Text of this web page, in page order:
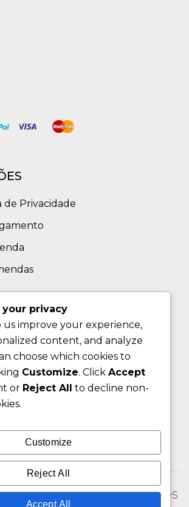
de Privacidade
Frequentes)
OS DIREITOS RESERVADOS
privacy
us improve your experience,
content, and analyze
choose which cookies to
Customize. Click Accept
or Reject All to decline non-
Customize
Reject All
Accept All